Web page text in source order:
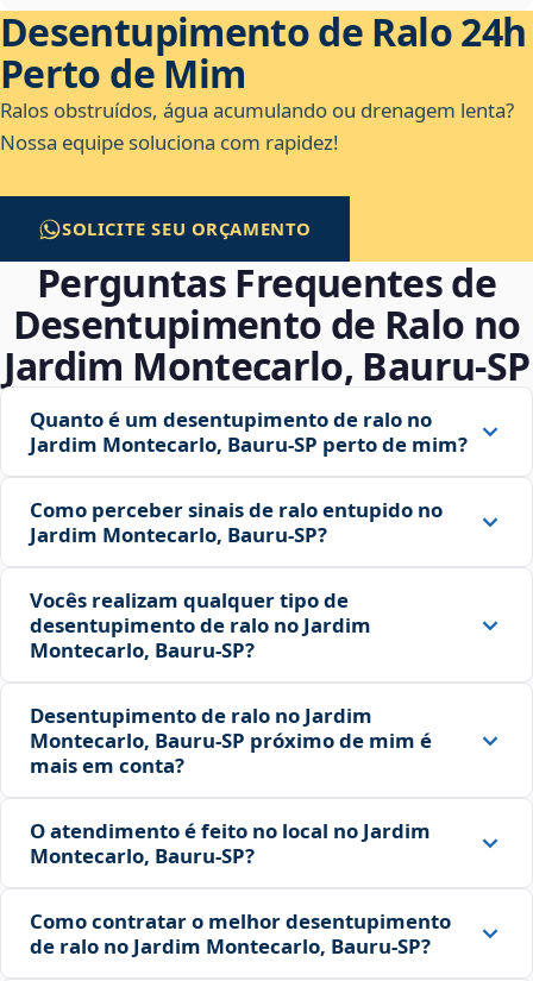
Desentupimento de Ralo 24h
Perto de Mim
Ralos obstruídos, água acumulando ou drenagem lenta?
Nossa equipe soluciona com rapidez!
SOLICITE SEU ORÇAMENTO
Perguntas Frequentes de
Desentupimento de Ralo no
Jardim Montecarlo, Bauru‑SP
Quanto é um desentupimento de ralo no
Jardim Montecarlo, Bauru‑SP perto de mim?
Como perceber sinais de ralo entupido no
Jardim Montecarlo, Bauru‑SP?
Vocês realizam qualquer tipo de
desentupimento de ralo no Jardim
Montecarlo, Bauru‑SP?
Desentupimento de ralo no Jardim
Montecarlo, Bauru‑SP próximo de mim é
mais em conta?
O atendimento é feito no local no Jardim
Montecarlo, Bauru‑SP?
Como contratar o melhor desentupimento
de ralo no Jardim Montecarlo, Bauru‑SP?